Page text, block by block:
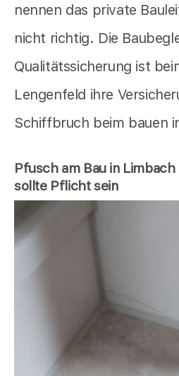
nennen das private
nicht richtig. Die
Qualitätssicherung ist
Lengenfeld ihre
Schiffbruch beim bauen
Pfusch am Bau in
sollte Pflicht sein